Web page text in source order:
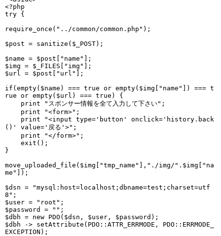
<?php
try {
require_once("../common/common.php");
$post = sanitize($_POST);
$name = $post["name"];
$img = $_FILES["img"];
$url = $post["url"];
if(empty($name) === true or empty($img["name"]) === t
rue or empty($url) === true) {
()' value='戻る'>";
}
move_uploaded_file($img["tmp_name"],"./img/".$img["na
me"]);
$dsn = "mysql:host=localhost;dbname=test;charset=utf
8";
$user = "root";
$password = "";
$dbh = new PDO($dsn, $user, $password);
$dbh -> setAttribute(PDO::ATTR_ERRMODE, PDO::ERRMODE_
EXCEPTION);